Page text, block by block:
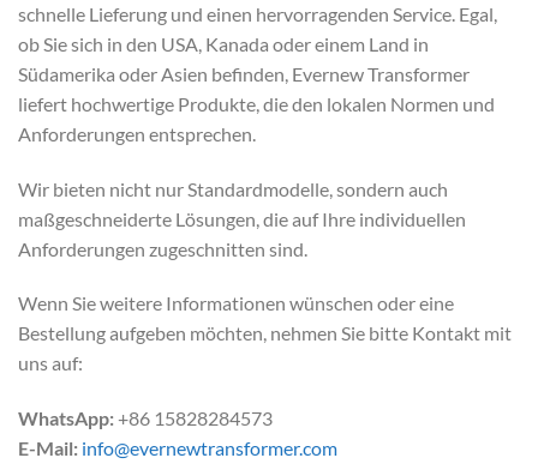
schnelle Lieferung und einen hervorragenden Service. Egal,
ob Sie sich in den USA, Kanada oder einem Land in
Südamerika oder Asien befinden, Evernew Transformer
liefert hochwertige Produkte, die den lokalen Normen und
Anforderungen entsprechen.
Wir bieten nicht nur Standardmodelle, sondern auch
maßgeschneiderte Lösungen, die auf Ihre individuellen
Anforderungen zugeschnitten sind.
Wenn Sie weitere Informationen wünschen oder eine
Bestellung aufgeben möchten, nehmen Sie bitte Kontakt mit
uns auf:
WhatsApp:+86 15828284573
E-Mail: info@evernewtransformer.com